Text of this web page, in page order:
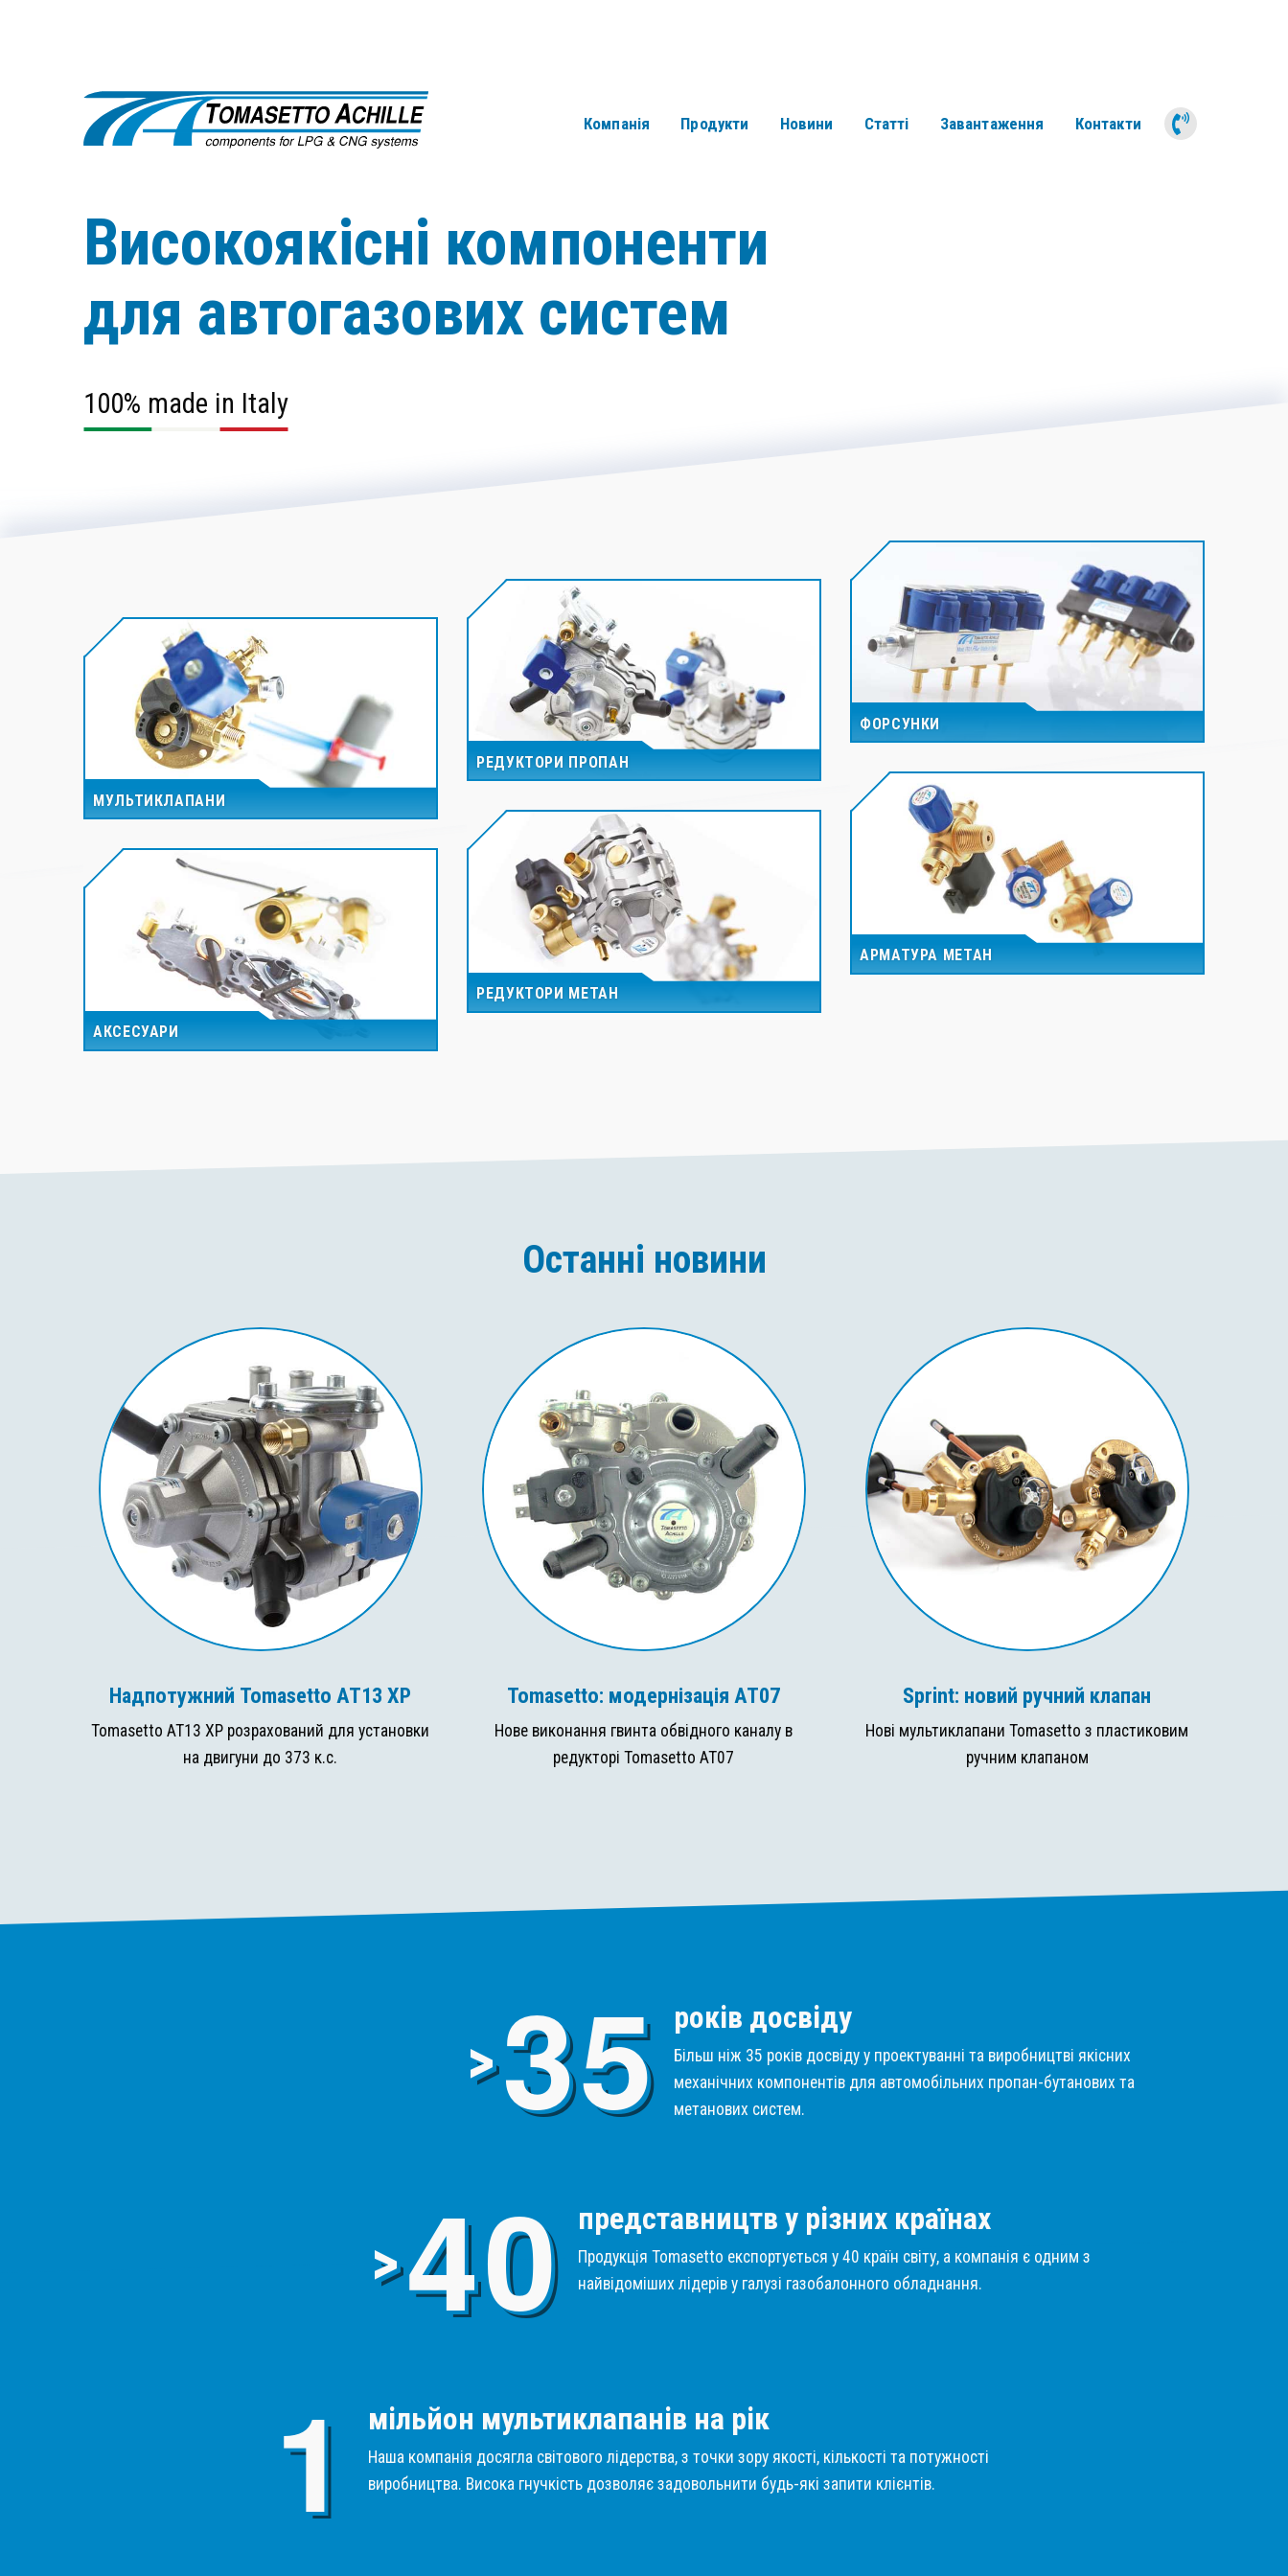
Компанія Продукти Новини Статті Завантаження Контакти
Високоякісні компоненти
для автогазових систем
100% made in Italy
МУЛЬТИКЛАПАНИ
РЕДУКТОРИ ПРОПАН
ФОРСУНКИ
АКСЕСУАРИ
РЕДУКТОРИ МЕТАН
АРМАТУРА МЕТАН
Останні новини
Надпотужний Tomasetto AT13 XP
Tomasetto AT13 XP розрахований для установки
на двигуни до 373 к.с.
Tomasetto: модернізація AT07
Нове виконання гвинта обвідного каналу в
редукторі Tomasetto AT07
Sprint: новий ручний клапан
Нові мультиклапани Tomasetto з пластиковим
ручним клапаном
>3
5
років досвіду
Більш ніж 35 років досвіду у проектуванні та виробництві якісних
механічних компонентів для автомобільних пропан-бутанових та
метанових систем.
>4
0
представництв у різних країнах
Продукція Tomasetto експортується у 40 країн світу, а компанія є одним з
найвідоміших лідерів у галузі газобалонного обладнання.
1
мільйон мультиклапанів на рік
Наша компанія досягла світового лідерства, з точки зору якості, кількості та потужності
виробництва. Висока гнучкість дозволяє задовольнити будь-які запити клієнтів.